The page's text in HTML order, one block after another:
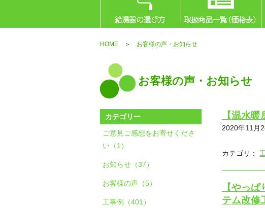
HOME ＞ お客様の声・お知らせ
お客様の声・お知らせ
カテゴリー
ご意見ご感想をお寄せくださ
い（1）
お知らせ（37）
お客様の声（5）
工事例（401）
【温水
2020年11月
カテゴリ：
【やっ
テム改